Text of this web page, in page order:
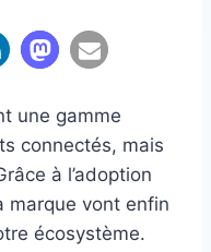
une gamme
connectés, mais
à l’adoption
marque vont enfin
écosystème.